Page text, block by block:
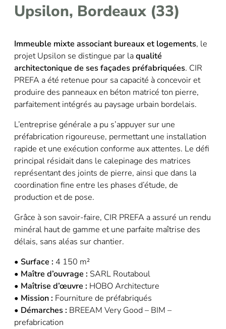
Upsilon, Bordeaux (33)
Immeuble mixte associant bureaux et logements, le
projet Upsilon se distingue par laqualité
architectonique de ses façades préfabriquées. CIR
PREFA a été retenue pour sa capacité à concevoir et
produire des panneaux en béton matricé ton pierre,
parfaitement intégrés au paysage urbain bordelais.
L’entreprise générale a pu s’appuyer sur une
préfabrication rigoureuse, permettant une installation
rapide et une exécution conforme aux attentes. Le défi
principal résidait dans le calepinage des matrices
représentant des joints de pierre, ainsi que dans la
coordination fine entre les phases d’étude, de
production et de pose.
Grâce à son savoir-faire, CIR PREFA a assuré un rendu
minéral haut de gamme et une parfaite maîtrise des
délais, sans aléas sur chantier.
• Surface : 4 150 m²
• Maître d’ouvrage : SARL Routaboul
• Maîtrise d’œuvre : HOBO Architecture
• Mission : Fourniture de préfabriqués
• Démarches : BREEAM Very Good – BIM –
prefabrication